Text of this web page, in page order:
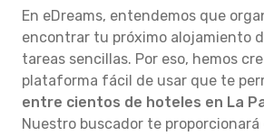
En eDreams, entendemos que
encontrar tu próximo alojamiento
tareas sencillas. Por eso, hemos
plataforma fácil de usar que te
entre cientos de hoteles en La
Nuestro buscador te